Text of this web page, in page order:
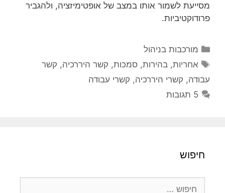
מסייעת לשמור אותו במצב של אופטימיזציה, ולהגביר
פרודוקטיביות.
קטגוריות
מורכבות בניהול
תגיות
אחריות,בהירות,סמכות, קשר היררכיה, קשר
עבודה, קשרי היררכיה, קשרי עבודה
5 תגובות
חיפוש